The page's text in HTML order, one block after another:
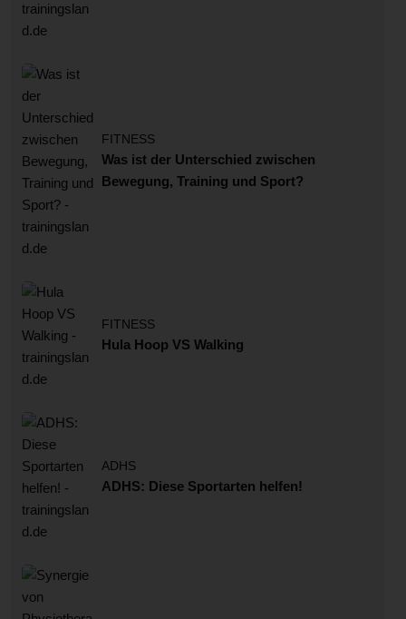
FITNESS
Was ist der Unterschied zwischen
Bewegung, Training und Sport?
FITNESS
Hula Hoop VS Walking
ADHS
ADHS: Diese Sportarten helfen!